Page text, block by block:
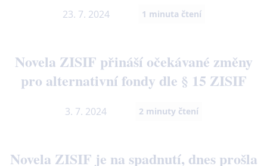
23. 7. 2024 1 minuta čtení
3. 7. 2024 2 minuty čtení
Novela ZISIF přináší očekávané změny
pro alternativní fondy dle § 15 ZISIF
Novela ZISIF je na spadnutí, dnes prošla